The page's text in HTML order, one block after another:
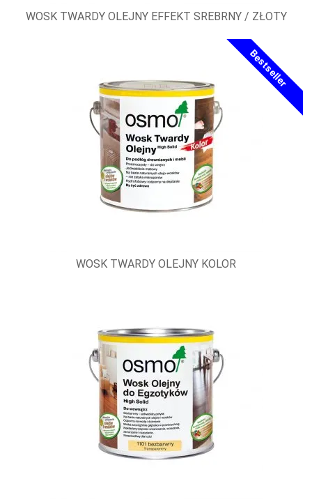
WOSK TWARDY OLEJNY EFFEKT SREBRNY / ZŁOTY
Bestseller
WOSK TWARDY OLEJNY KOLOR